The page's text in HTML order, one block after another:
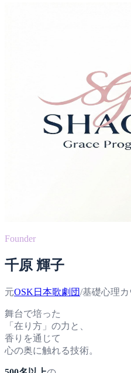
Founder
千原 輝子
元OSK日本歌劇団/基礎心理
舞台で培った
「在り方」の力と、
香りを通じて
心の奥に触れる技術。